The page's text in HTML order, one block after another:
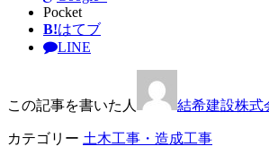
Pocket
B!はてブ
LINE
この記事を書いた人 結希建設株式
カテゴリー 土木工事・造成工事